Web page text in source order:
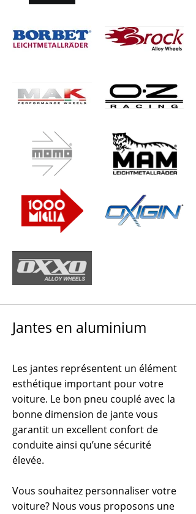
Jantes en aluminium
Les jantes représentent un élément
esthétique important pour votre
voiture. Le bon pneu couplé avec la
bonne dimension de jante vous
garantit un excellent confort de
conduite ainsi qu’une sécurité
élevée.
Vous souhaitez personnaliser votre
voiture? Nous vous proposons une